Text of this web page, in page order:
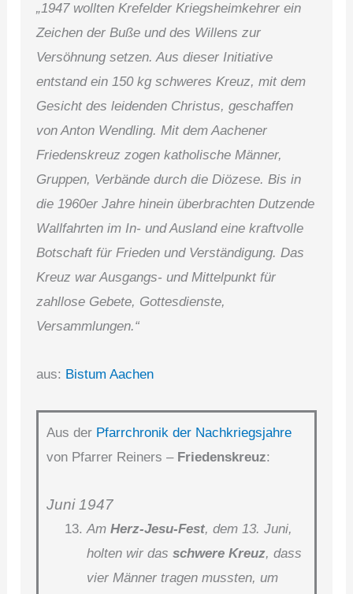
„1947 wollten Krefelder Kriegsheimkehrer ein
Zeichen der Buße und des Willens zur
Versöhnung setzen. Aus dieser Initiative
entstand ein 150 kg schweres Kreuz, mit dem
Gesicht des leidenden Christus, geschaffen
von Anton Wendling. Mit dem Aachener
Friedenskreuz zogen katholische Männer,
Gruppen, Verbände durch die Diözese. Bis in
die 1960er Jahre hinein überbrachten Dutzende
Wallfahrten im In- und Ausland eine kraftvolle
Botschaft für Frieden und Verständigung. Das
Kreuz war Ausgangs- und Mittelpunkt für
zahllose Gebete, Gottesdienste,
Versammlungen.“
aus: Bistum Aachen
Aus der Pfarrchronik der Nachkriegsjahre
von Pfarrer Reiners – Friedenskreuz:
Juni 1947
AmHerz-Jesu-Fest, dem 13. Juni,
holten wir dasschwere Kreuz, dass
vier Männer tragen mussten, um